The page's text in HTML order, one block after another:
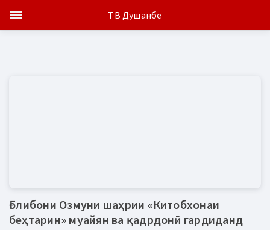
Ғолибони Озмуни шаҳрии «Китобхонаи
беҳтарин» муайян ва қадрдонӣ гардиданд
ТВ Душанбе